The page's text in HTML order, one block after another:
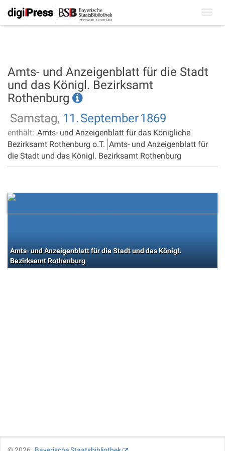
Amts- und Anzeigenblatt für die Stadt
und das Königl. Bezirksamt
Rothenburg
Samstag, 11.September1869
enthält: Amts- und Anzeigenblatt für das Königliche
Bezirksamt Rothenburg o.T. Amts- und Anzeigenblatt für
die Stadt und das Königl. Bezirksamt Rothenburg
Amts- und Anzeigenblatt für die Stadt und das Königl.
Bezirksamt Rothenburg